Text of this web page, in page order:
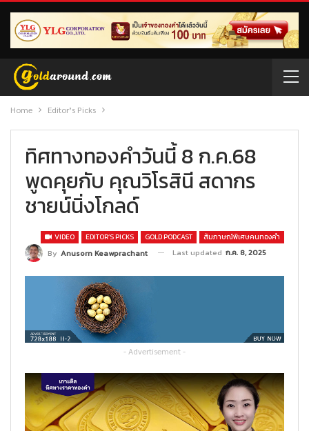
Home Editor’s Picks
ทิศทางทองคำวันนี้ 8 ก.ค.68
พูดคุยกับ คุณวิโรสินี สดากร
ชายน์นิ่งโกลด์
VIDEO EDITOR’S PICKS GOLD PODCAST สัมภาษณ์พิเศษคนทองคำ
By Anusorn Keawprachant Last updated ก.ค. 8, 2025
- Advertisement -